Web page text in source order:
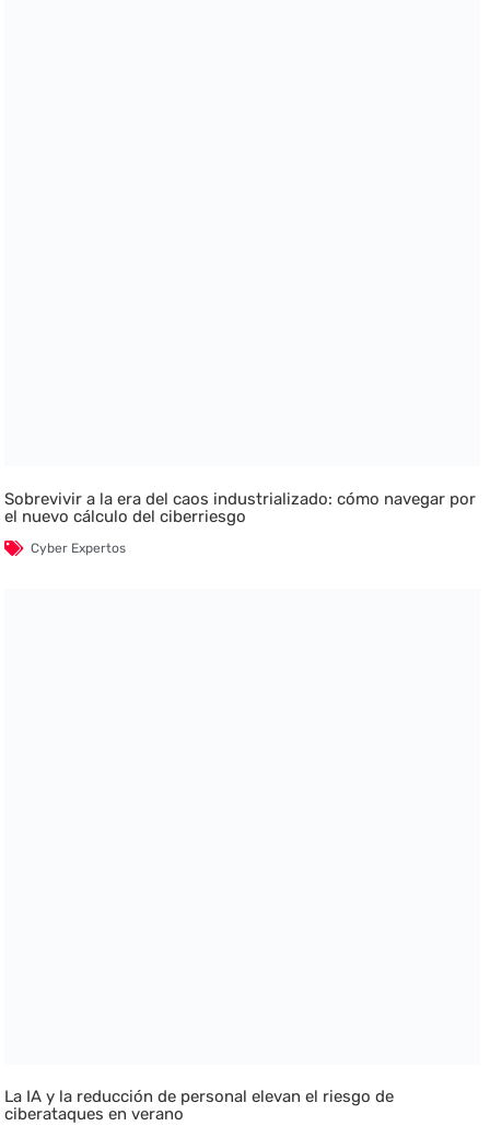
Sobrevivir a la era del caos industrializado: cómo navegar por
el nuevo cálculo del ciberriesgo
Cyber Expertos
La IA y la reducción de personal elevan el riesgo de
ciberataques en verano